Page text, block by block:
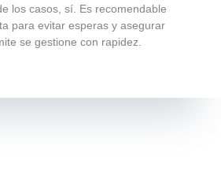
los casos, sí. Es recomendable
para evitar esperas y asegurar
se gestione con rapidez.